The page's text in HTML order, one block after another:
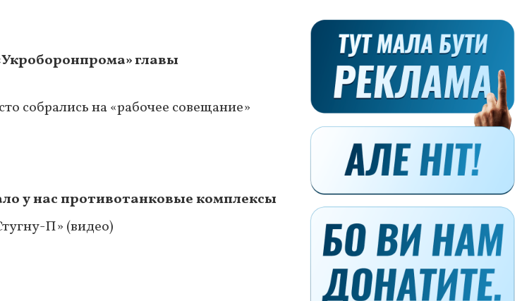
главы
собрались на «рабочее совещание»
у нас противотанковые комплексы
П» (видео)